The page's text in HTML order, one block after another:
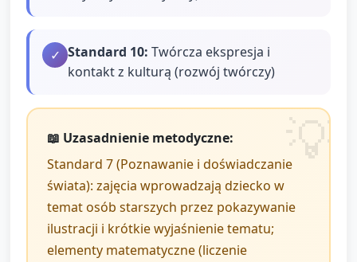
✓ Standard 10: Twórcza ekspresja i
kontakt z kulturą (rozwój twórczy)
📖 Uzasadnienie metodyczne:
Standard 7 (Poznawanie i doświadczanie
świata): zajęcia wprowadzają dziecko w
temat osób starszych przez pokazywanie
ilustracji i krótkie wyjaśnienie tematu;
elementy matematyczne (liczenie